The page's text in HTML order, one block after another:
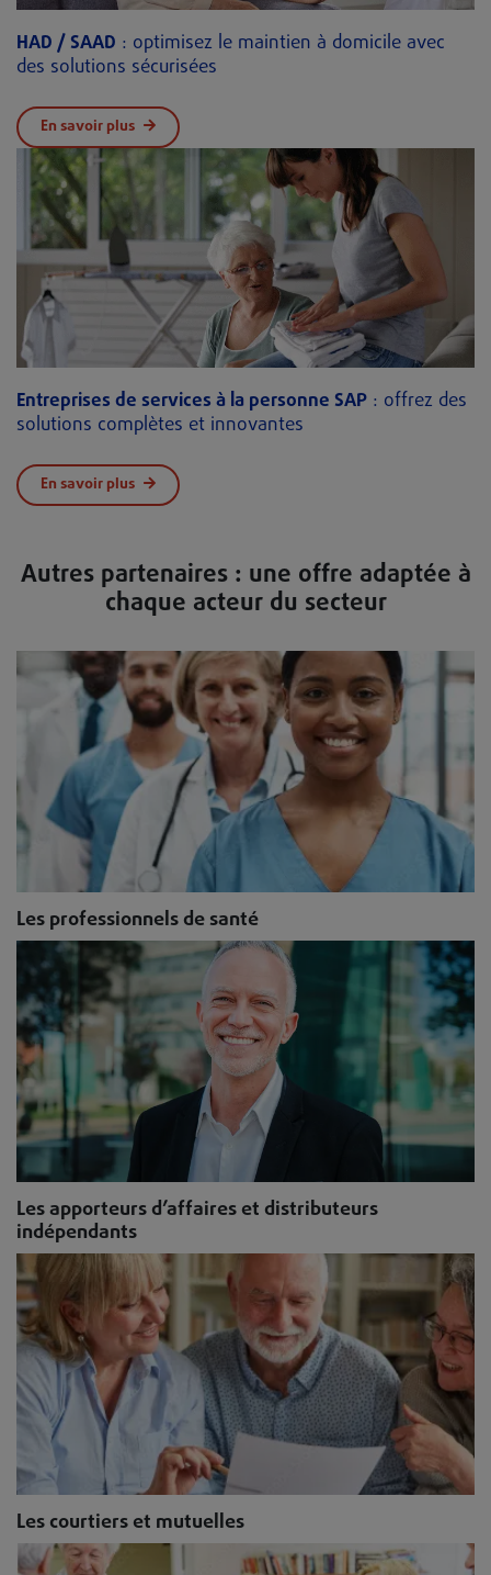
HAD / SAAD : optimisez le maintien à domicile avec
des solutions sécurisées
En savoir plus
Entreprises de services à la personne SAP : offrez des
solutions complètes et innovantes
En savoir plus
Autres partenaires : une offre adaptée à
chaque acteur du secteur
Les professionnels de santé
Les apporteurs d’affaires et distributeurs
indépendants
Les courtiers et mutuelles